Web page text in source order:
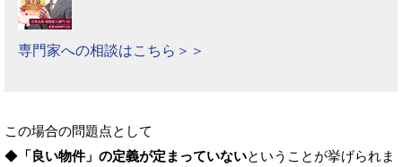
専門家への相談はこちら＞＞
この場合の問題点として
◆ 「良い物件」の定義が定まっていないということが挙げられま